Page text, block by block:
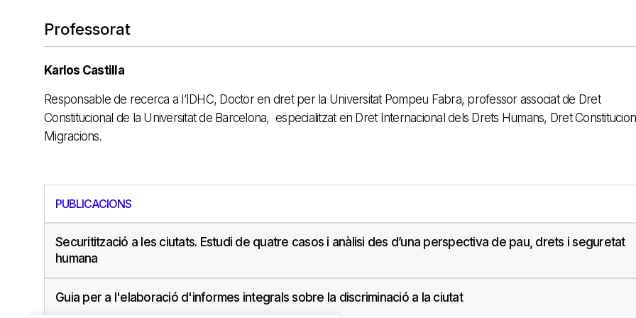
Professorat
Karlos Castilla
Responsable de recerca a l’IDHC, Doctor en dret per la Universitat Pompeu Fabra, professor associat de Dret
Constitucional de la Universitat de Barcelona, especialitzat en Dret Internacional dels Drets Humans, Dret
Migracions. ​ ​
PUBLICACIONS
Securitització a les ciutats. Estudi de quatre casos i anàlisi des d’una perspectiva de pau, drets i seguretat
humana
Guia per a l'elaboració d'informes integrals sobre la discriminació a la ciutat